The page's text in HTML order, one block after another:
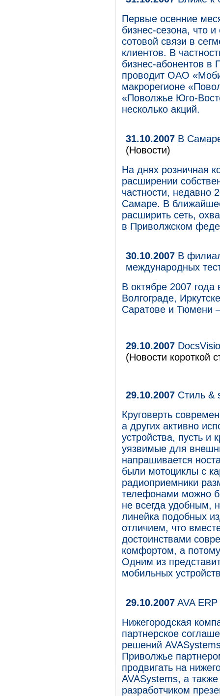
Первые осенние
бизнес-сезона, что
сотовой связи в
клиентов. В
бизнес-абонентов в
проводит ОАО
макрорегионе
«Поволжье Юго-
несколько акций.
31.10.2007 В
(Новости)
На днях розничная
расширении
частности, недавно
Самаре. В
расширить сеть,
в Приволжском
30.10.2007 В
международных
В октябре 2007
Волгограде,
Саратове и Тюмени
29.10.2007
(Новости короткой
29.10.2007 Стиль &
Круговерть
а других активно
устройства, пусть и
уязвимые для
напрашивается
были мотоциклы с
радиоприемники
телефонами можно
не всегда удобным,
линейка подобных
отличием, что
достоинствами
комфортом, а
Одним из
мобильных
29.10.2007 AVA
Нижегородская
партнерское
решений
Приволжье
продвигать на
AVASystems, а
разработчиком